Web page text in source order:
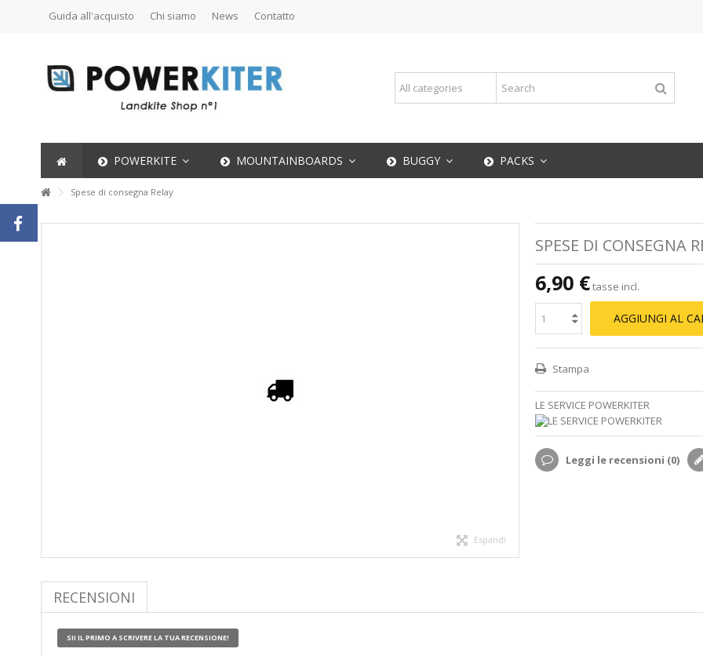
Guida all'acquisto Chi siamo News Contatto
POWERKITE MOUNTAINBOARDS BUGGY PACKS
Spese di consegna Relay
Espandi
SPESE DI CONSEGNA
6,90 €tasse incl.
AGGIUNGI AL
Stampa
LE SERVICE POWERKITER
Leggi le recensioni (0)
RECENSIONI
SII IL PRIMO A SCRIVERE LA TUA RECENSIONE!